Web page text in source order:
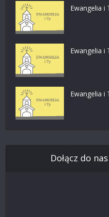
Ewangelia i
Ewangelia i
Ewangelia i
Dołącz do